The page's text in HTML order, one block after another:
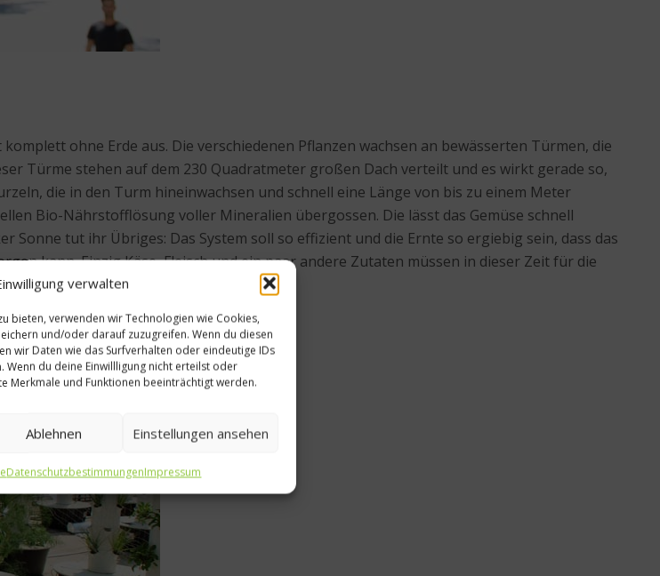
verwalten
bieten, verwenden wir Technologien wie Cookies,
und/oder darauf zuzugreifen. Wenn du diesen
wir Daten wie das Surfverhalten oder eindeutige IDs
Wenn du deine Einwillligung nicht erteilst oder
Merkmale und Funktionen beeinträchtigt werden.
Ablehnen Einstellungen ansehen
DatenschutzbestimmungenImpressum
ohne Erde aus. Die verschiedenen Pflanzen wachsen an bewässerten Türmen, die
Türme stehen auf dem 230 Quadratmeter großen Dach verteilt und es wirkt gerade so,
die in den Turm hineinwachsen und schnell eine Länge von bis zu einem Meter
Bio-Nährstofflösung voller Mineralien übergossen. Die lässt das Gemüse schnell
tut ihr Übriges: Das System soll so effizient und die Ernte so ergiebig sein, dass das
kann. Einzig Käse, Fleisch und ein paar andere Zutaten müssen in dieser Zeit für die